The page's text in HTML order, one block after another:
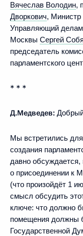
Вячеслав Володин,
Дворкович,
Управляющий
Москвы Сергей
председатель
парламентского
* * *
Д.Медведев:
Мы встретились
создания
давно
о присоединении к
(что произойдёт 1
смысл обсудить
ключе: что должно
помещения должны
Государственной